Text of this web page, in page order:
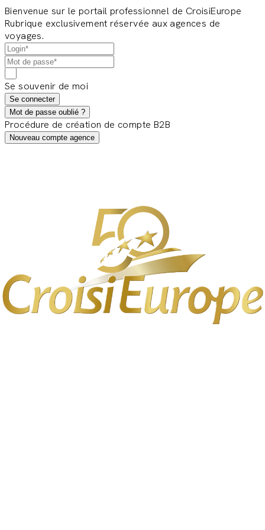
Bienvenue sur le portail professionnel de CroisiEurope
Rubrique exclusivement réservée aux agences de
voyages.
Se souvenir de moi
Se connecter
Mot de passe oublié ?
Procédure de création de compte B2B
Nouveau compte agence